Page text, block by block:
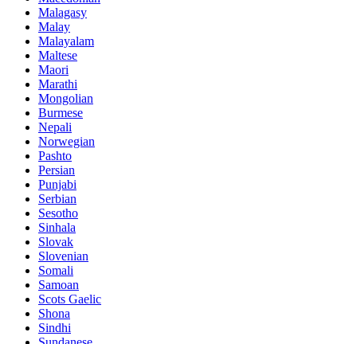
Malagasy
Malay
Malayalam
Maltese
Maori
Marathi
Mongolian
Burmese
Nepali
Norwegian
Pashto
Persian
Punjabi
Serbian
Sesotho
Sinhala
Slovak
Slovenian
Somali
Samoan
Scots Gaelic
Shona
Sindhi